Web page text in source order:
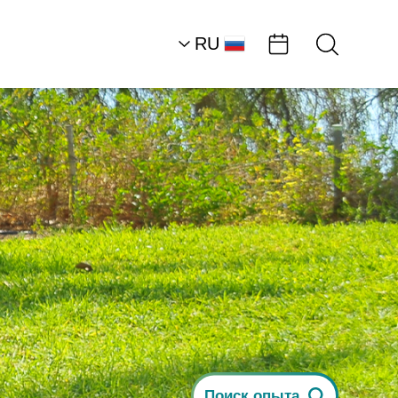
RU
EN
Центральная часть
Мертвого моря
отдых в деревне
«Циммер Зехавы»